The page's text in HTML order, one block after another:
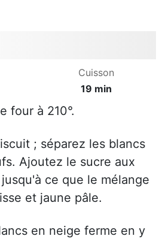
Cuisson
19 min
four à 210°.
; séparez les blancs
Ajoutez le sucre aux
ce que le mélange
et jaune pâle.
en neige ferme en y